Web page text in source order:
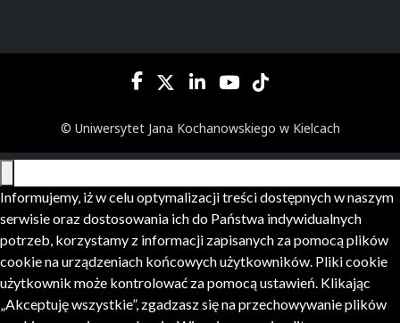
© Uniwersytet Jana Kochanowskiego w Kielcach
Informujemy, iż w celu optymalizacji treści dostępnych w naszym
serwisie oraz dostosowania ich do Państwa indywidualnych
potrzeb, korzystamy z informacji zapisanych za pomocą plików
cookie na urządzeniach końcowych użytkowników. Pliki cookie
użytkownik może kontrolować za pomocą ustawień. Klikając
„Akceptuję wszystkie”, zgadzasz się na przechowywanie plików